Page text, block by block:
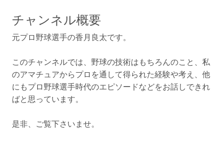
チャンネル概要
元プロ野球選手の香月良太です。
このチャンネルでは、野球の技術はもちろんのこと、私
のアマチュアからプロを通して得られた経験や考え、他
にもプロ野球選手時代のエピソードなどをお話しできれ
ばと思っています。
是非、ご覧下さいませ。